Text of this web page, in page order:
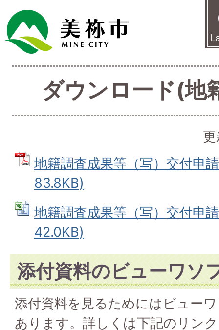
ダウンロード(地
地籍調査成果等（写）交付申
83.8KB)
地籍調査成果等（写）交付申
42.0KB)
添付資料のビューワソ
添付資料を見るためにはビュー
あります。詳しくは下記のリン